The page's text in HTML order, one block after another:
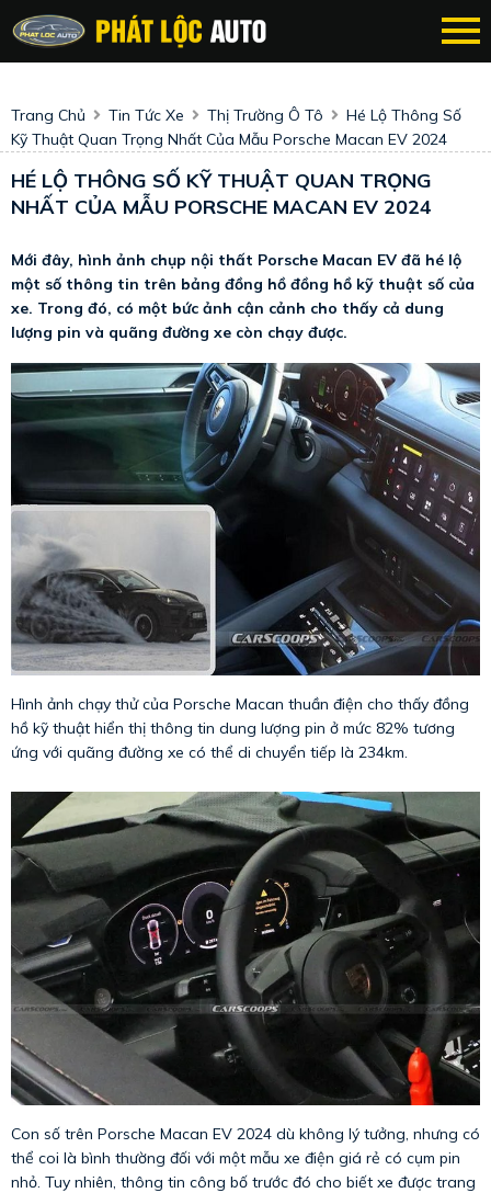
Trang Chủ Tin Tức Xe Thị Trường Ô Tô
Hé Lộ Thông Số
Kỹ Thuật Quan Trọng Nhất Của Mẫu Porsche Macan EV 2024
HÉ LỘ THÔNG SỐ KỸ THUẬT QUAN TRỌNG
NHẤT CỦA MẪU PORSCHE MACAN EV 2024
Mới đây, hình ảnh chụp nội thất Porsche Macan EV đã hé lộ
một số thông tin trên bảng đồng hồ đồng hồ kỹ thuật số của
xe. Trong đó, có một bức ảnh cận cảnh cho thấy cả dung
lượng pin và quãng đường xe còn chạy được.
Hình ảnh chạy thử của Porsche Macan thuần điện cho thấy đồng
hồ kỹ thuật hiển thị thông tin dung lượng pin ở mức 82% tương
ứng với quãng đường xe có thể di chuyển tiếp là 234km.
Con số trên Porsche Macan EV 2024 dù không lý tưởng, nhưng có
thể coi là bình thường đối với một mẫu xe điện giá rẻ có cụm pin
nhỏ. Tuy nhiên, thông tin công bố trước đó cho biết xe được trang